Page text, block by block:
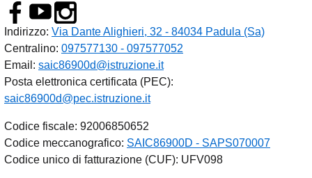
Indirizzo: Via Dante Alighieri, 32 - 84034 Padula (Sa)
Centralino: 097577130 - 097577052
Email: saic86900d@istruzione.it
Posta elettronica certificata (PEC):
saic86900d@pec.istruzione.it
Codice fiscale: 92006850652
Codice meccanografico: SAIC86900D - SAPS070007
Codice unico di fatturazione (CUF): UFV098